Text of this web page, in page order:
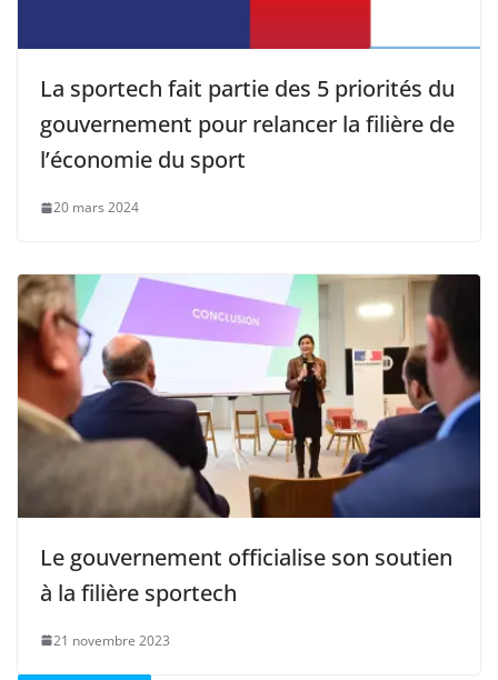
La sportech fait partie des 5 priorités du
gouvernement pour relancer la filière de
l’économie du sport
20 mars 2024
Le gouvernement officialise son soutien
à la filière sportech
21 novembre 2023